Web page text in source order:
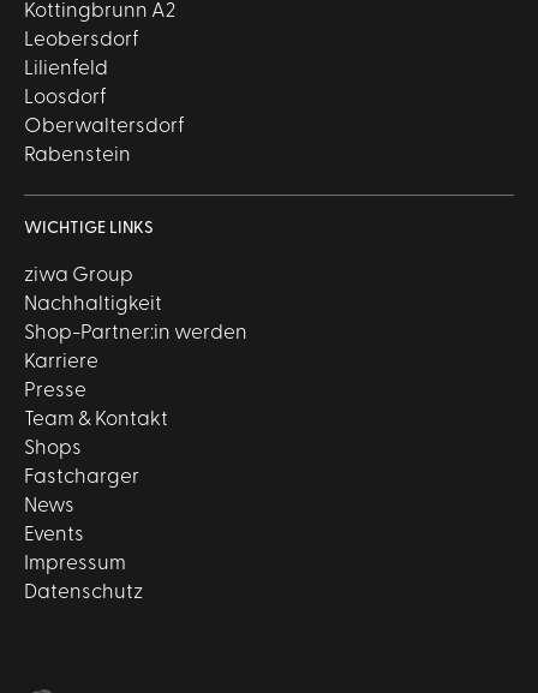
Kottingbrunn A2
Leobersdorf
Lilienfeld
Loosdorf
Oberwaltersdorf
Rabenstein
WICHTIGE LINKS
ziwa Group
Nachhaltigkeit
Shop-Partner:in werden
Karriere
Presse
Team & Kontakt
Shops
Fastcharger
News
Events
Impressum
Datenschutz